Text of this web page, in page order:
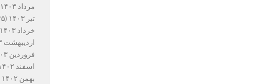
مرداد ۱۴۰۳
تیر ۱۴۰۳
(۱۴۵)
خرداد ۱۴۰۳
اردیبهشت ۱۴۰۳
فروردین ۱۴۰۳
اسفند ۱۴۰۲
بهمن ۱۴۰۲